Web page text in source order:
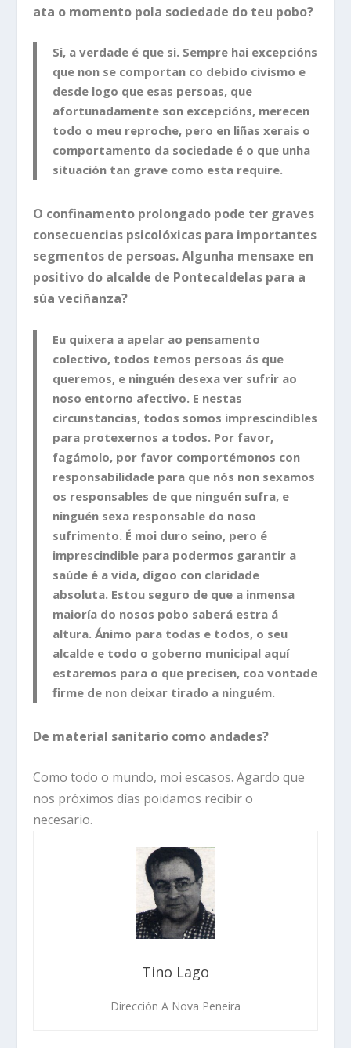
ata o momento pola sociedade do teu pobo?
Si, a verdade é que si. Sempre hai excepcións
que non se comportan co debido civismo e
desde logo que esas persoas, que
afortunadamente son excepcións, merecen
todo o meu reproche, pero en liñas xerais o
comportamento da sociedade é o que unha
situación tan grave como esta require.
O confinamento prolongado pode ter graves
consecuencias psicolóxicas para importantes
segmentos de persoas. Algunha mensaxe en
positivo do alcalde de Pontecaldelas para a
súa veciñanza?
Eu quixera a apelar ao pensamento
colectivo, todos temos persoas ás que
queremos, e ninguén desexa ver sufrir ao
noso entorno afectivo. E nestas
circunstancias, todos somos imprescindibles
para protexernos a todos. Por favor,
fagámolo, por favor comportémonos con
responsabilidade para que nós non sexamos
os responsables de que ninguén sufra, e
ninguén sexa responsable do noso
sufrimento. É moi duro seino, pero é
imprescindible para podermos garantir a
saúde é a vida, dígoo con claridade
absoluta. Estou seguro de que a inmensa
maioría do nosos pobo saberá estra á
altura. Ánimo para todas e todos, o seu
alcalde e todo o goberno municipal aquí
estaremos para o que precisen, coa vontade
firme de non deixar tirado a ninguém.
De material sanitario como andades?
Como todo o mundo, moi escasos. Agardo que
nos próximos días poidamos recibir o
necesario.
Tino Lago
Dirección A Nova Peneira